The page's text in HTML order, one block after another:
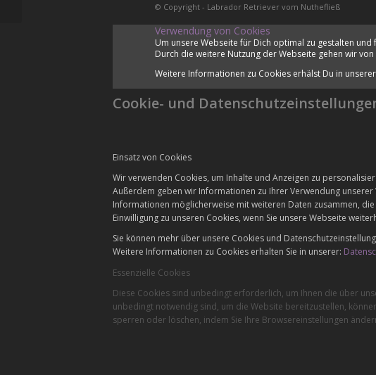
© Copyright - Labrador Retriever vom Nuthefließ
Verwendung von Cookies
Um unsere Webseite für Dich optimal zu gestalten
Durch die weitere Nutzung der Webseite gehen wir
Weitere Informationen zu Cookies erhälst Du in unserer
Cookie- und
Einsatz von Cookies
Wir verwenden Cookies, um Inhalte und Anzeigen zu
Außerdem geben wir Informationen zu Ihrer Verwendung
Informationen möglicherweise mit weiteren Daten zusammen,
Einwilligung zu unseren Cookies, wenn Sie unsere Webseite
Sie können mehr über unsere Cookies und
Weitere Informationen zu Cookies erhalten Sie in unserer:
Essenzielle Cookies
Diese Cookies sind unbedingt erforderlich, um Ihnen die über
unbedingt notwendig sind, um die Website bereitzustellen,
sperren oder löschen, indem Sie Ihre Browsereinstellungen